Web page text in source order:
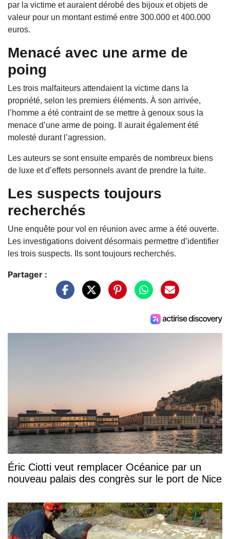
par la victime et auraient dérobé des bijoux et objets de
valeur pour un montant estimé entre 300.000 et 400.000
euros.
Menacé avec une arme de
poing
Les trois malfaiteurs attendaient la victime dans la
propriété, selon les premiers éléments. À son arrivée,
l’homme a été contraint de se mettre à genoux sous la
menace d’une arme de poing. Il aurait également été
molesté durant l’agression.
Les auteurs se sont ensuite emparés de nombreux biens
de luxe et d’effets personnels avant de prendre la fuite.
Les suspects toujours
recherchés
Une enquête pour vol en réunion avec arme a été ouverte.
Les investigations doivent désormais permettre d’identifier
les trois suspects. Ils sont toujours recherchés.
Partager :
Éric Ciotti veut remplacer Océanice par un
nouveau palais des congrès sur le port de Nice